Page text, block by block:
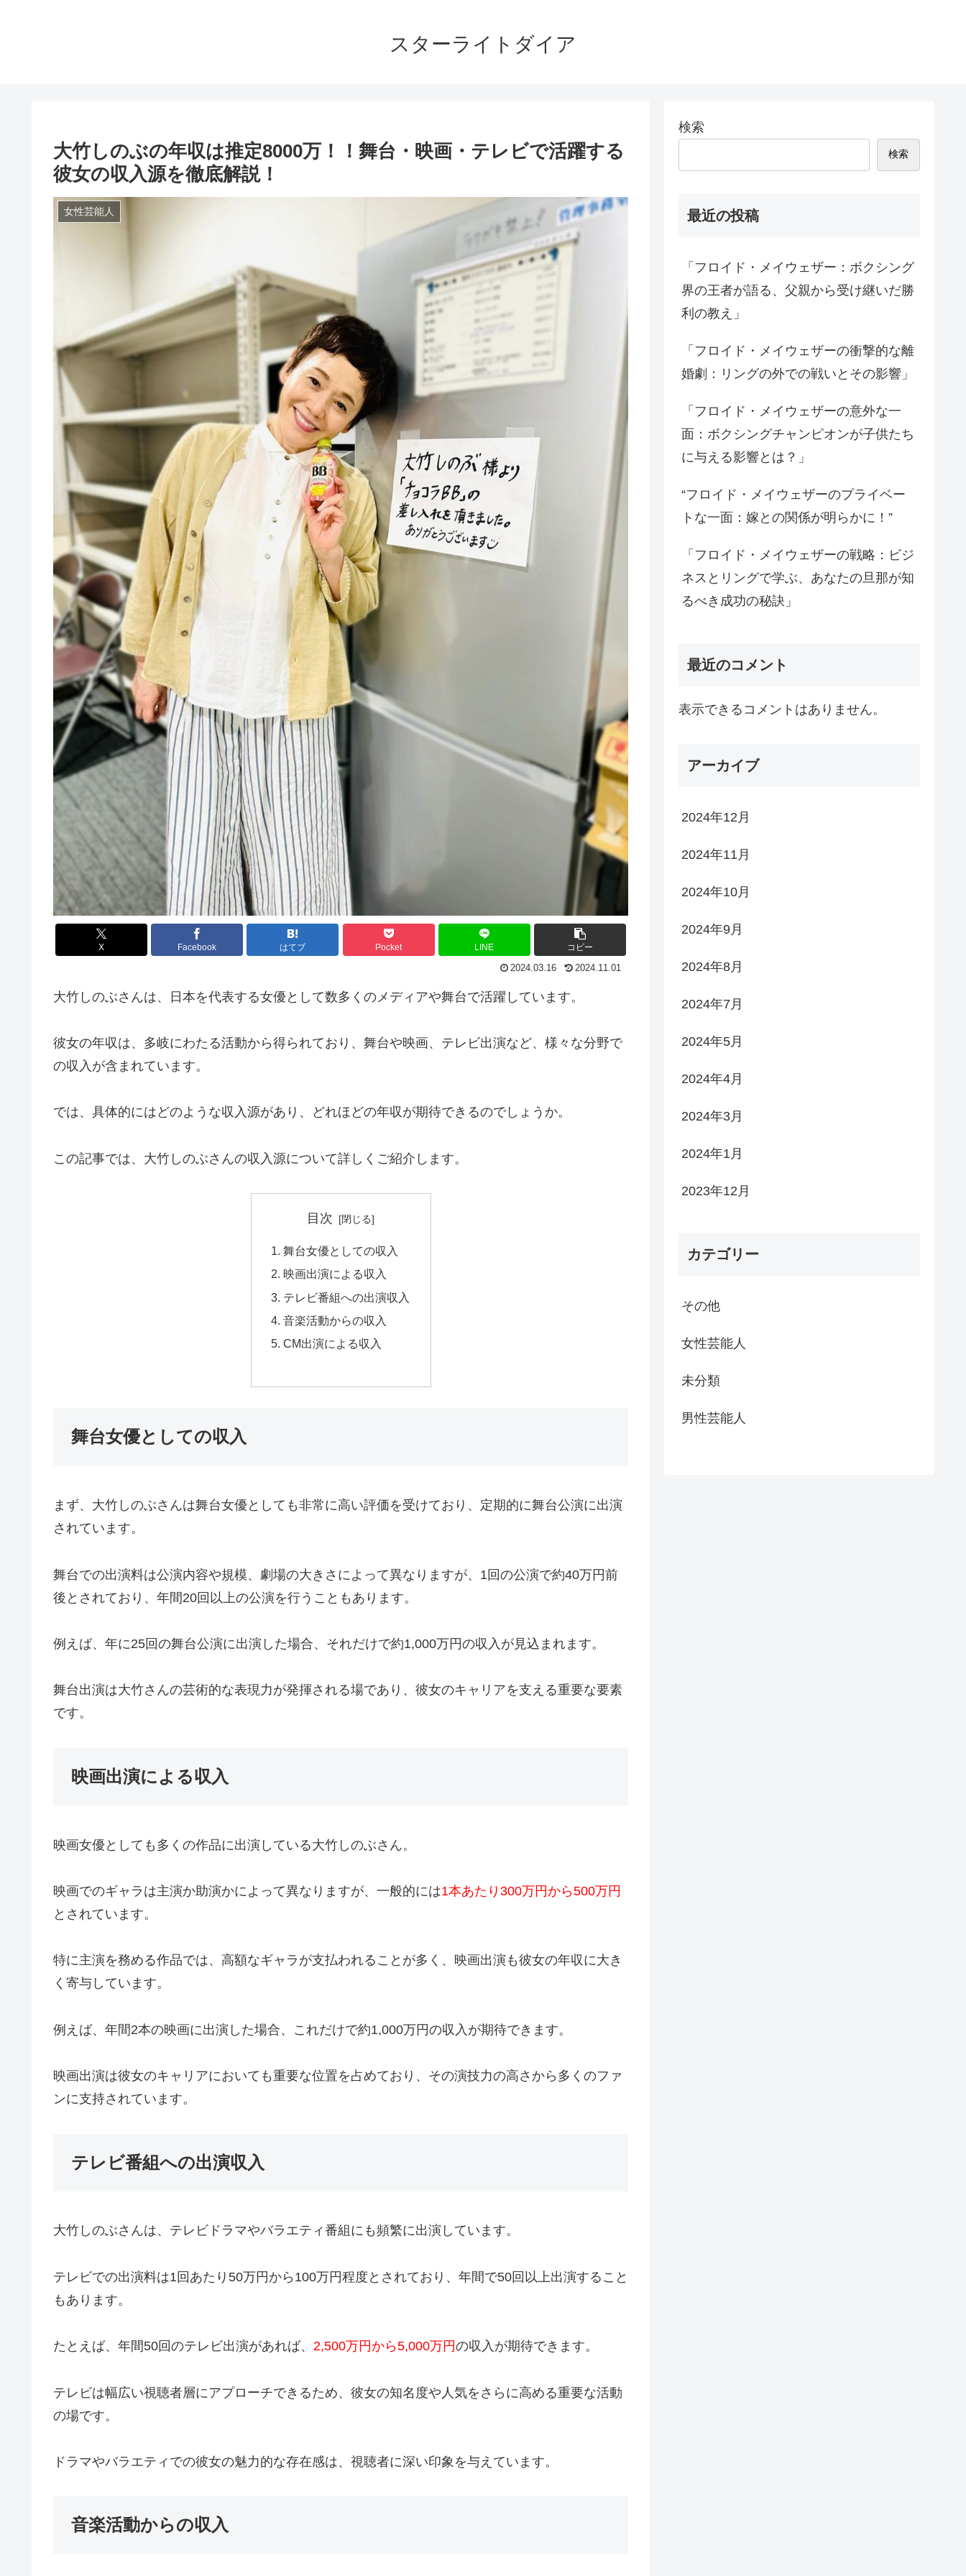
スターライトダイア
大竹しのぶの年収は推定8000万！！舞台・映画・テレビで活躍する
彼女の収入源を徹底解説！
女性芸能人
X Facebook はてブ Pocket LINE コピー
2024.03.16 2024.11.01
大竹しのぶさんは、日本を代表する女優として数多くのメディアや舞台で活躍しています。
彼女の年収は、多岐にわたる活動から得られており、舞台や映画、テレビ出演など、様々な分野で
の収入が含まれています。
では、具体的にはどのような収入源があり、どれほどの年収が期待できるのでしょうか。
この記事では、大竹しのぶさんの収入源について詳しくご紹介します。
目次
舞台女優としての収入
映画出演による収入
テレビ番組への出演収入
音楽活動からの収入
CM出演による収入
舞台女優としての収入
まず、大竹しのぶさんは舞台女優としても非常に高い評価を受けており、定期的に舞台公演に出演
されています。
舞台での出演料は公演内容や規模、劇場の大きさによって異なりますが、1回の公演で約40万円前
後とされており、年間20回以上の公演を行うこともあります。
例えば、年に25回の舞台公演に出演した場合、それだけで約1,000万円の収入が見込まれます。
舞台出演は大竹さんの芸術的な表現力が発揮される場であり、彼女のキャリアを支える重要な要素
です。
映画出演による収入
映画女優としても多くの作品に出演している大竹しのぶさん。
映画でのギャラは主演か助演かによって異なりますが、一般的には1本あたり300万円から500万円
とされています。
特に主演を務める作品では、高額なギャラが支払われることが多く、映画出演も彼女の年収に大き
く寄与しています。
例えば、年間2本の映画に出演した場合、これだけで約1,000万円の収入が期待できます。
映画出演は彼女のキャリアにおいても重要な位置を占めており、その演技力の高さから多くのファ
ンに支持されています。
テレビ番組への出演収入
大竹しのぶさんは、テレビドラマやバラエティ番組にも頻繁に出演しています。
テレビでの出演料は1回あたり50万円から100万円程度とされており、年間で50回以上出演すること
もあります。
たとえば、年間50回のテレビ出演があれば、 2,500万円から5,000万円の収入が期待できます。
テレビは幅広い視聴者層にアプローチできるため、彼女の知名度や人気をさらに高める重要な活動
の場です。
ドラマやバラエティでの彼女の魅力的な存在感は、視聴者に深い印象を与えています。
音楽活動からの収入
検索
検索
最近の投稿
「フロイド・メイウェザー：ボクシング
界の王者が語る、父親から受け継いだ勝
利の教え」
「フロイド・メイウェザーの衝撃的な離
婚劇：リングの外での戦いとその影響」
「フロイド・メイウェザーの意外な一
面：ボクシングチャンピオンが子供たち
に与える影響とは？」
“フロイド・メイウェザーのプライベー
トな一面：嫁との関係が明らかに！”
「フロイド・メイウェザーの戦略：ビジ
ネスとリングで学ぶ、あなたの旦那が知
るべき成功の秘訣」
最近のコメント
表示できるコメントはありません。
アーカイブ
2024年12月
2024年11月
2024年10月
2024年9月
2024年8月
2024年7月
2024年5月
2024年4月
2024年3月
2024年1月
2023年12月
カテゴリー
その他
女性芸能人
未分類
男性芸能人